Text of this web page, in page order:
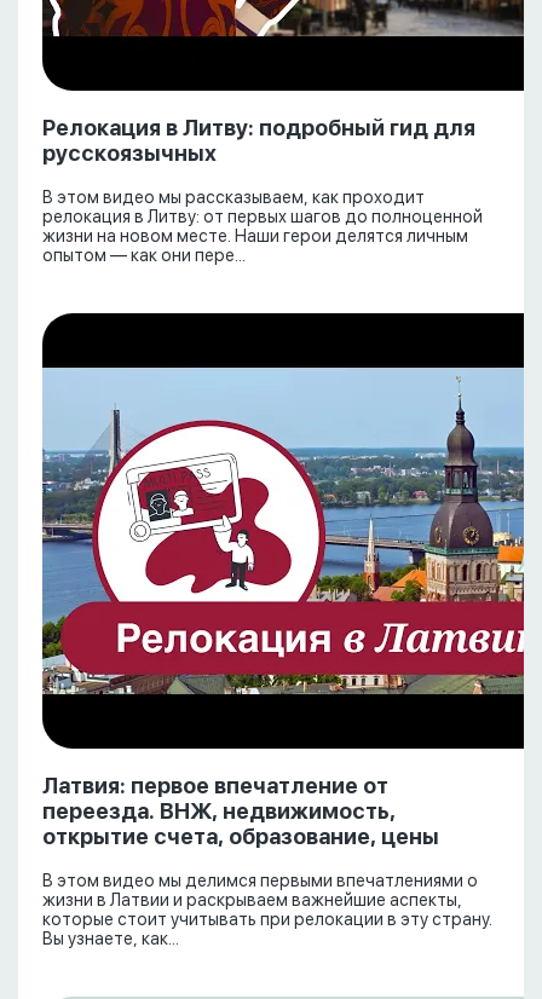
Релокация в Литву: подробный гид для
русскоязычных
В этом видео мы рассказываем, как проходит
релокация в Литву: от первых шагов до полноценной
жизни на новом месте. Наши герои делятся личным
опытом — как они пере...
Латвия: первое впечатление от
переезда. ВНЖ, недвижимость,
открытие счета, образование, цены
В этом видео мы делимся первыми впечатлениями о
жизни в Латвии и раскрываем важнейшие аспекты,
которые стоит учитывать при релокации в эту страну.
Вы узнаете, как...